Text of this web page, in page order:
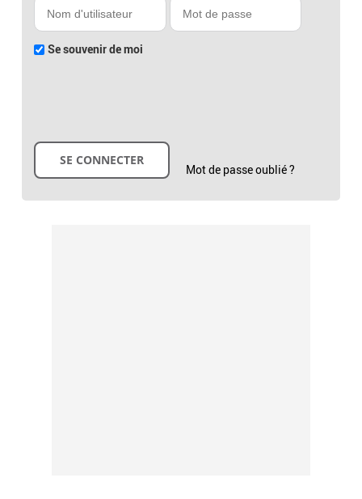
Se souvenir de moi
Mot de passe oublié ?